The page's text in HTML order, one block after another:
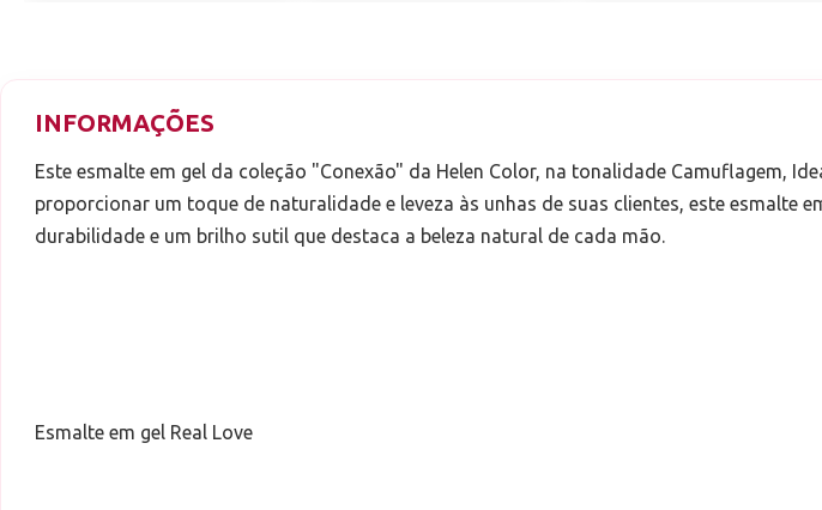
INFORMAÇÕES
Este esmalte em gel da coleção "Conexão" da Helen Color, na tonalidade Camuflagem,
proporcionar um toque de naturalidade e leveza às unhas de suas clientes, este esmalte
durabilidade e um brilho sutil que destaca a beleza natural de cada mão.
Esmalte em gel Real Love